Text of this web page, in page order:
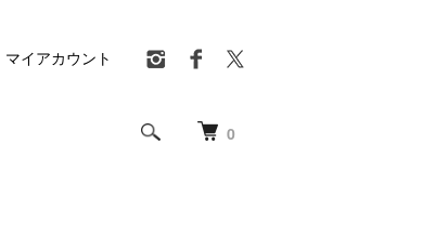
0
マイアカウント